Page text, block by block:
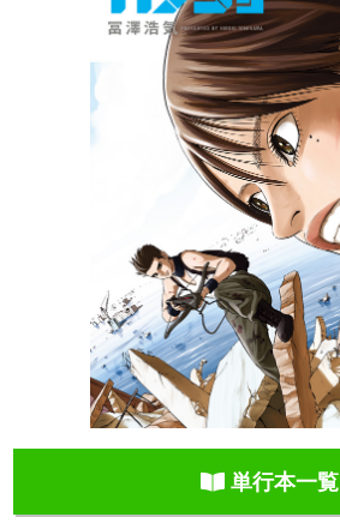
単行本一覧